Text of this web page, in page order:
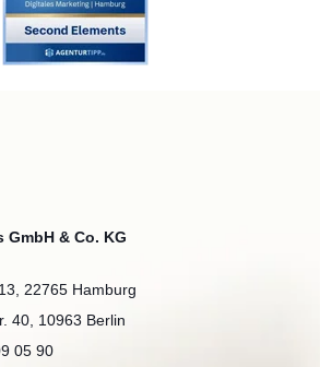
GmbH & Co. KG
22765 Hamburg
40, 10963 Berlin
05 90